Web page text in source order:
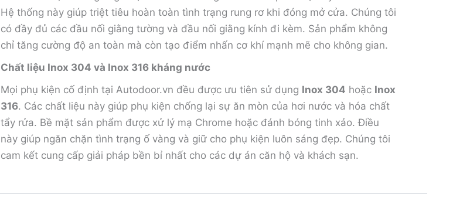
Hệ thống này giúp triệt tiêu hoàn toàn tình trạng rung rơ khi đóng mở cửa. Chúng tôi
có đầy đủ các đầu nối giằng tường và đầu nối giằng kính đi kèm. Sản phẩm không
chỉ tăng cường độ an toàn mà còn tạo điểm nhấn cơ khí mạnh mẽ cho không gian.
Chất liệu Inox 304 và Inox 316 kháng nước
Mọi phụ kiện cố định tại Autodoor.vn đều được ưu tiên sử dụng Inox 304 hoặc Inox
316. Các chất liệu này giúp phụ kiện chống lại sự ăn mòn của hơi nước và hóa chất
tẩy rửa. Bề mặt sản phẩm được xử lý mạ Chrome hoặc đánh bóng tinh xảo. Điều
này giúp ngăn chặn tình trạng ố vàng và giữ cho phụ kiện luôn sáng đẹp. Chúng tôi
cam kết cung cấp giải pháp bền bỉ nhất cho các dự án căn hộ và khách sạn.